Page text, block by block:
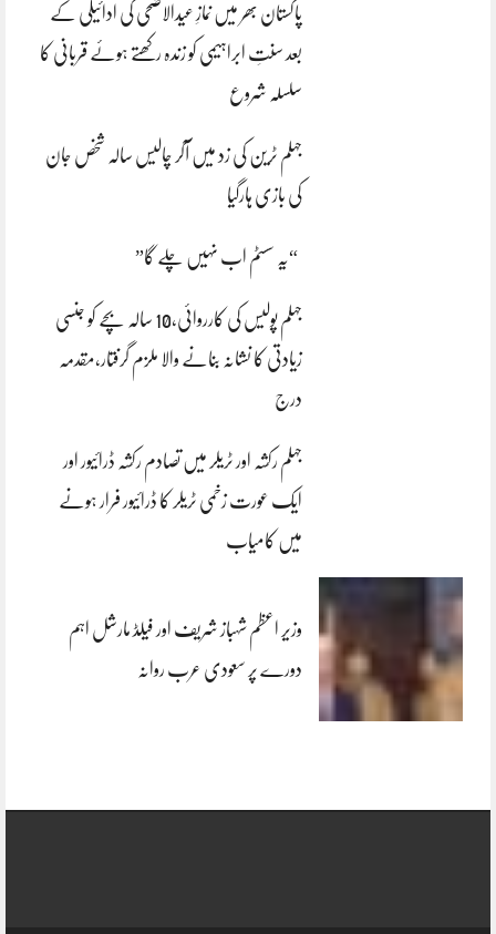
پاکستان بھر میں نمازِ عیدالاضحی کی ادائیگی کے
بعد سنتِ ابراہیمی کو زندہ رکھتے ہوئے قربانی کا
سلسلہ شروع
جہلم ٹرین کی زد میں آکر چالیس سالہ شخص جان
کی بازی ہارگیا
“یہ سسٹم اب نہیں چلے گا”
جہلم پولیس کی کارروائی،10 سالہ بچے کو جنسی
زیادتی کا نشانہ بنانے والا ملزم گرفتار،مقدمہ
درج
جہلم رکشہ اور ٹریلر میں تصادم رکشہ ڈرائیور اور
ایک عورت زخمی ٹریلر کا ڈرائیور فرار ہونے
میں کامیاب
وزیر اعظم شہباز شریف اور فیلڈ مارشل اہم
دورے پر سعودی عرب روانہ